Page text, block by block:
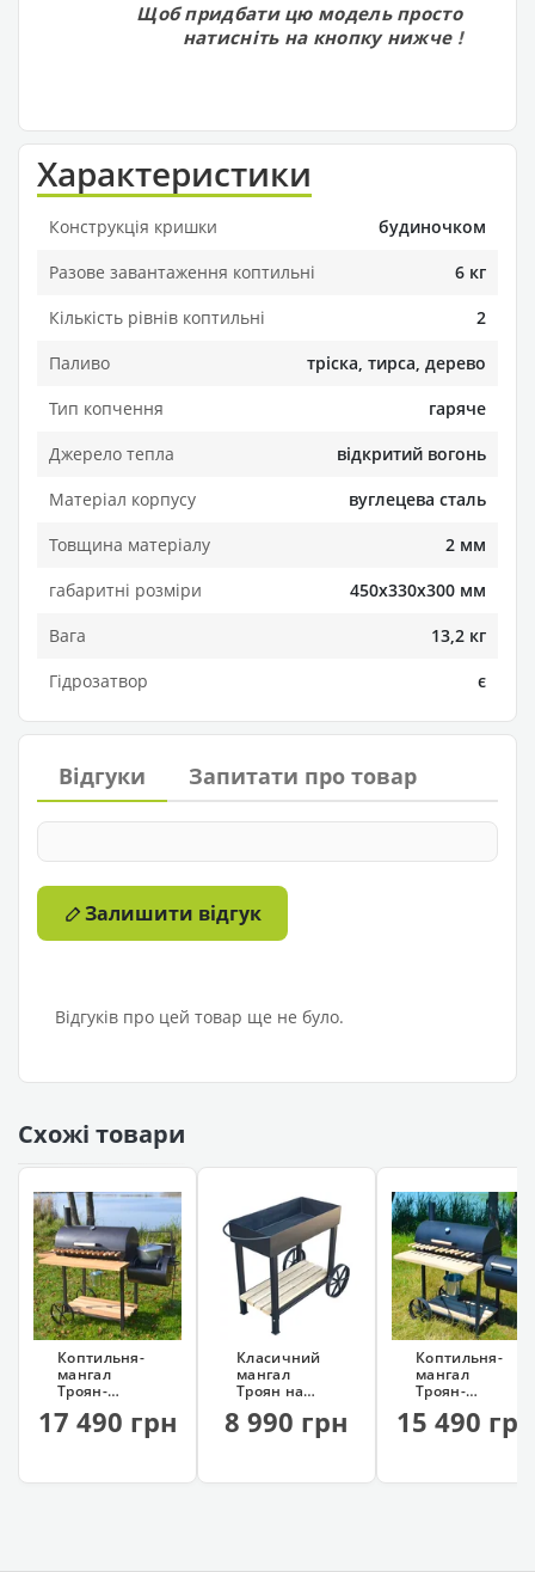
Щоб придбати цю модель просто
натисніть на кнопку нижче !
Характеристики
Конструкція кришки
будиночком
Разове завантаження коптильні
6 кг
Кількість рівнів коптильні
2
Паливо
тріска, тирса, дерево
Тип копчення
гаряче
Джерело тепла
відкритий вогонь
Матеріал корпусу
вуглецева сталь
Товщина матеріалу
2 мм
габаритні розміри
450х330х300 мм
Вага
13,2 кг
Гідрозатвор
є
Відгуки Запитати про товар
Залишити відгук
Відгуків про цей товар ще не було.
Схожі товари
Коптильня-
мангал
Троян-
ПЛЮС (з
17 490 грн
Класичний
мангал
Троян на
(сталь 4 мм)
8 990 грн
Коптильня-
мангал
Троян-
шампурів,
15 490 грн